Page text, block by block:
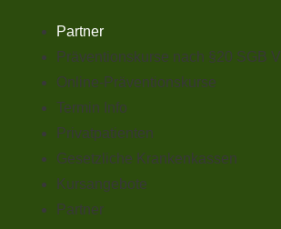
Partner
Präventionskurse nach §20 SGB V
Online-Präventionskurse
Termin Info
Privatpatienten
Gesetzliche Krankenkassen
Kursangebote
Partner